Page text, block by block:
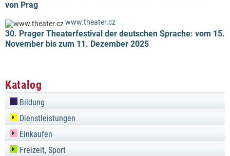
von Prag
www.theater.cz
30. Prager Theaterfestival der deutschen Sprache: vom 15.
November bis zum 11. Dezember 2025
Katalog
Bildung
Dienstleistungen
Einkaufen
Freizeit, Sport